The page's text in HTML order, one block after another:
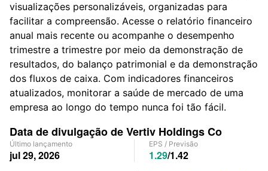
visualizações personalizáveis, organizadas para
facilitar a compreensão. Acesse o relatório financeiro
anual mais recente ou acompanhe o desempenho
trimestre a trimestre por meio da demonstração de
resultados, do balanço patrimonial e da demonstração
dos fluxos de caixa. Com indicadores financeiros
atualizados, monitorar a saúde de mercado de uma
empresa ao longo do tempo nunca foi tão fácil.
Data de divulgação de Vertiv Holdings Co
Último lançamento
jul 29, 2026
EPS / Previsão
1.29/1.42